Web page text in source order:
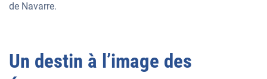
de Navarre.
Un destin à l’image des